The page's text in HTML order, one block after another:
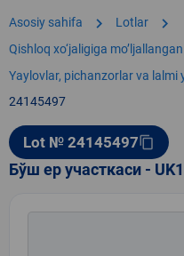
Asosiy sahifa chevron_right Lotlar chevron_right
Qishloq xo‘jaligiga
Yaylovlar, pichanzorlar va
24145497
Lot № 24145497content_copy
Бўш ер участкаси -